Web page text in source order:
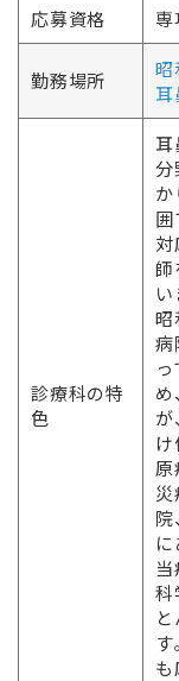
応募資格
勤務場所
昭
耳
診療科の特
色
分
師
い
昭
病
科
も